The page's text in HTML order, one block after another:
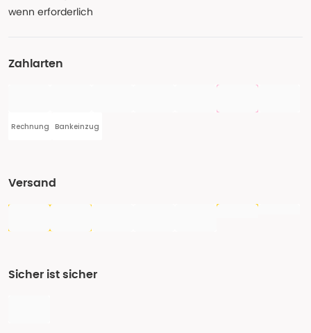
wenn erforderlich
Zahlarten
Rechnung Bankeinzug
Versand
Sicher ist sicher